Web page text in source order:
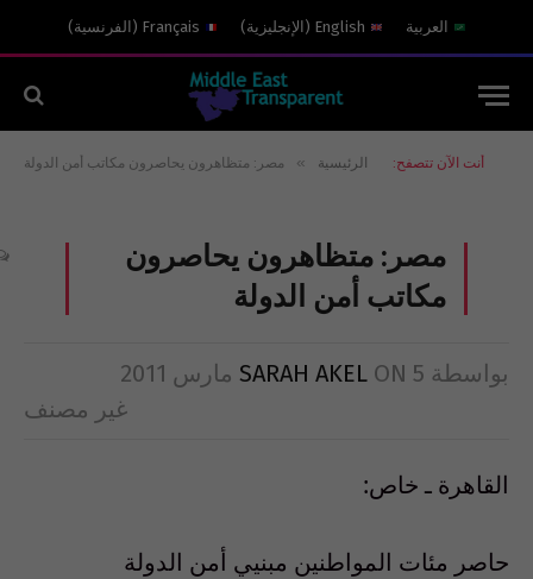
العربية English
( الإنجليزية)
Français
( الفرنسية)
أنت الآن تتصفح: الرئيسية » مصر: متظاهرون يحاصرون مكاتب أمن الدولة
مصر: متظاهرون يحاصرون
مكاتب أمن الدولة
بواسطة SARAH AKEL ON 5 مارس 2011
غير مصنف
القاهرة ـ خاص:
حاصر مئات المواطنين مبنيي أمن الدولة